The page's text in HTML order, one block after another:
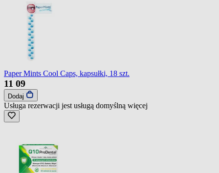
Paper Mints Cool Caps, kapsułki, 18 szt.
11 09
Dodaj
Usługa rezerwacji jest usługą domyślną więcej